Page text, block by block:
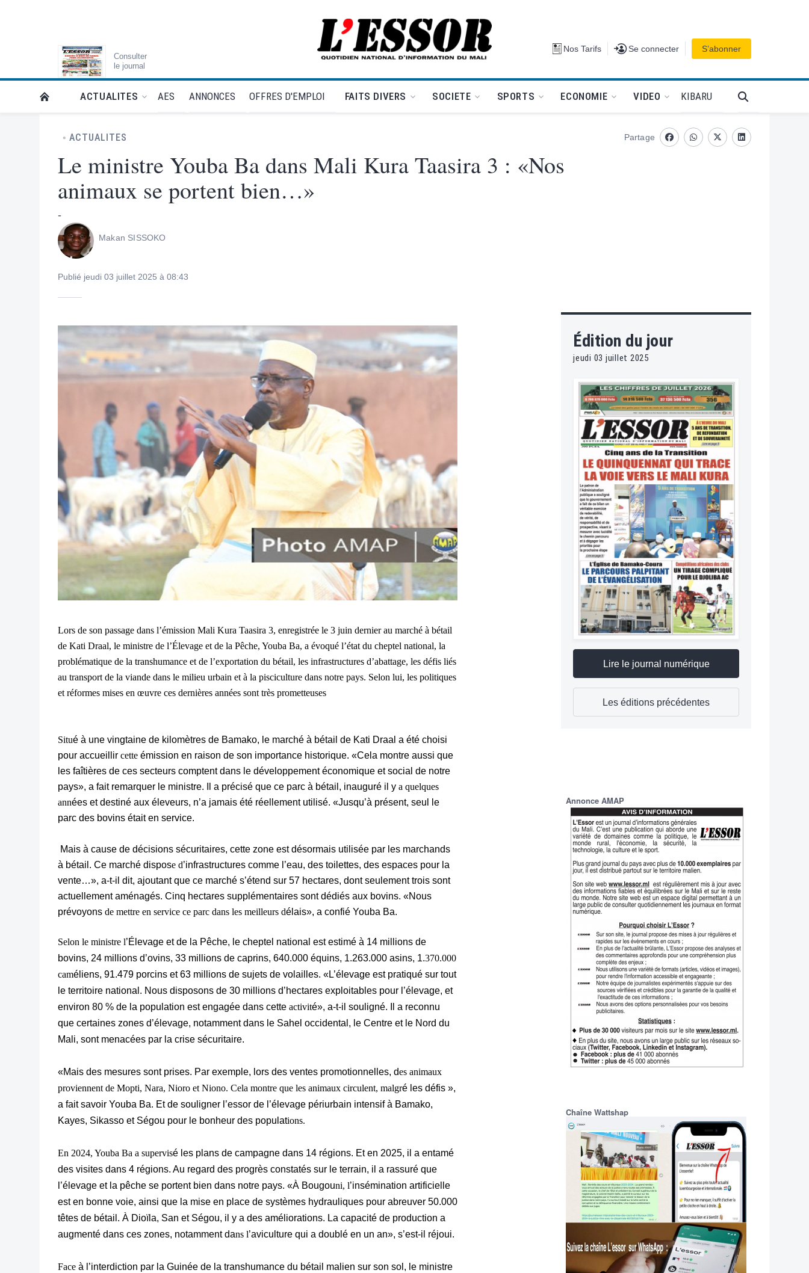
Consulter
le journal
L'Essor - retour à la une Nos Tarifs Se connecter
Se connecter S’abonner
RETOUR À LA PAGE D’ACCUEIL DE L'ESSOR
ACTUALITES AES ANNONCES OFFRES D'EMPLOI FAITS DIVERS SOCIETE SPORTS ECONOMIE VIDEO KIBARU
ACTUALITES
Le ministre Youba Ba dans Mali Kura Taasira 3 : «Nos
animaux se portent bien…»
-
Makan SISSOKO
Publié jeudi 03 juillet 2025 à 08:43
Partage
FacebookwhatsappTwitterLinkedin
Lors de son passage dans l’émission Mali Kura Taasira 3, enregistrée le 3 juin dernier au marché à bétail
de Kati Draal, le ministre de l’Élevage et de la Pêche, Youba Ba, a évoqué l’état du cheptel national, la
problématique de la transhumance et de l’exportation du bétail, les infrastructures d’abattage, les défis liés
au transport de la viande dans le milieu urbain et à la pisciculture dans notre pays. Selon lui, les politiques
et réformes mises en œuvre ces dernières années sont très prometteuses
Situé à une vingtaine de kilomètres de Bamako, le marché à bétail de Kati Draal a été choisi
pour accueillir cette émission en raison de son importance historique. «Cela montre aussi que
les faîtières de ces secteurs comptent dans le développement économique et social de notre
pays», a fait remarquer le ministre. Il a précisé que ce parc à bétail, inauguré il y a quelques
années et destiné aux éleveurs, n’a jamais été réellement utilisé. «Jusqu’à présent, seul le
parc des bovins était en service.
Mais à cause de décisions sécuritaires, cette zone est désormais utilisée par les marchands
à bétail. Ce marché dispose d’infrastructures comme l’eau, des toilettes, des espaces pour la
vente…», a-t-il dit, ajoutant que ce marché s’étend sur 57 hectares, dont seulement trois sont
actuellement aménagés. Cinq hectares supplémentaires sont dédiés aux bovins. «Nous
prévoyons de mettre en service ce parc dans les meilleurs délais», a confié Youba Ba.
Selon le ministre l’Élevage et de la Pêche, le cheptel national est estimé à 14 millions de
bovins, 24 millions d’ovins, 33 millions de caprins, 640.000 équins, 1.263.000 asins, 1.370.000
caméliens, 91.479 porcins et 63 millions de sujets de volailles. «L’élevage est pratiqué sur tout
le territoire national. Nous disposons de 30 millions d’hectares exploitables pour l’élevage, et
environ 80 % de la population est engagée dans cette activité», a-t-il souligné. Il a reconnu
que certaines zones d’élevage, notamment dans le Sahel occidental, le Centre et le Nord du
Mali, sont menacées par la crise sécuritaire.
«Mais des mesures sont prises. Par exemple, lors des ventes promotionnelles, des animaux
proviennent de Mopti, Nara, Nioro et Niono. Cela montre que les animaux circulent, malgré les défis »,
a fait savoir Youba Ba. Et de souligner l’essor de l’élevage périurbain intensif à Bamako,
Kayes, Sikasso et Ségou pour le bonheur des populations.
En 2024, Youba Ba a supervisé les plans de campagne dans 14 régions. Et en 2025, il a entamé
des visites dans 4 régions. Au regard des progrès constatés sur le terrain, il a rassuré que
l’élevage et la pêche se portent bien dans notre pays. «À Bougouni, l’insémination artificielle
est en bonne voie, ainsi que la mise en place de systèmes hydrauliques pour abreuver 50.000
têtes de bétail. À Dioïla, San et Ségou, il y a des améliorations. La capacité de production a
augmenté dans ces zones, notamment dans l’aviculture qui a doublé en un an», s’est-il réjoui.
Face à l’interdiction par la Guinée de la transhumance du bétail malien sur son sol, le ministre
Édition du jour
jeudi 03 juillet 2025
Lire le journal numérique
Les éditions précédentes
Annonce AMAP
Chaîne Wattshap